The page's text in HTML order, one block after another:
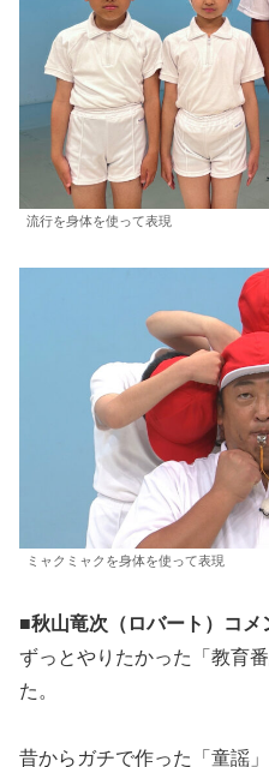
流行を身体を使って表現
ミャクミャクを身体を使って表現
■秋山竜次（ロバート）コメ
ずっとやりたかった「教育
た。
昔からガチで作った「童謡